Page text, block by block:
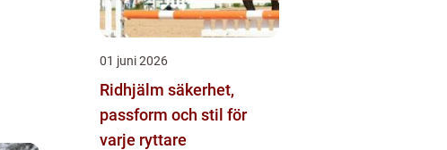
01 juni 2026
Ridhjälm säkerhet,
passform och stil för
varje ryttare